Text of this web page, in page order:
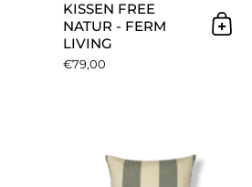
KISSEN FREE
NATUR - FERM
LIVING
€79,00
In